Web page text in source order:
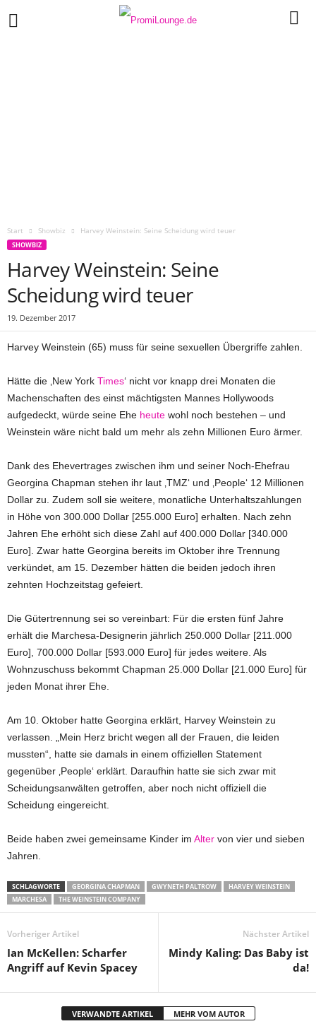
Start Showbiz Harvey Weinstein: Seine Scheidung wird teuer
SHOWBIZ
Harvey Weinstein: Seine
Scheidung wird teuer
19. Dezember 2017
Harvey Weinstein (65) muss für seine sexuellen Übergriffe zahlen.
Hätte die ‚New York Times‘ nicht vor knapp drei Monaten die
Machenschaften des einst mächtigsten Mannes Hollywoods
aufgedeckt, würde seine Ehe heute wohl noch bestehen – und
Weinstein wäre nicht bald um mehr als zehn Millionen Euro ärmer.
Dank des Ehevertrages zwischen ihm und seiner Noch-Ehefrau
Georgina Chapman stehen ihr laut ‚TMZ‘ und ‚People‘ 12 Millionen
Dollar zu. Zudem soll sie weitere, monatliche Unterhaltszahlungen
in Höhe von 300.000 Dollar [255.000 Euro] erhalten. Nach zehn
Jahren Ehe erhöht sich diese Zahl auf 400.000 Dollar [340.000
Euro]. Zwar hatte Georgina bereits im Oktober ihre Trennung
verkündet, am 15. Dezember hätten die beiden jedoch ihren
zehnten Hochzeitstag gefeiert.
Die Gütertrennung sei so vereinbart: Für die ersten fünf Jahre
erhält die Marchesa-Designerin jährlich 250.000 Dollar [211.000
Euro], 700.000 Dollar [593.000 Euro] für jedes weitere. Als
Wohnzuschuss bekommt Chapman 25.000 Dollar [21.000 Euro] für
jeden Monat ihrer Ehe.
Am 10. Oktober hatte Georgina erklärt, Harvey Weinstein zu
verlassen. „Mein Herz bricht wegen all der Frauen, die leiden
mussten“, hatte sie damals in einem offiziellen Statement
gegenüber ‚People‘ erklärt. Daraufhin hatte sie sich zwar mit
Scheidungsanwälten getroffen, aber noch nicht offiziell die
Scheidung eingereicht.
Beide haben zwei gemeinsame Kinder im Alter von vier und sieben
Jahren.
SCHLAGWORTE GEORGINA CHAPMAN GWYNETH PALTROW
HARVEY WEINSTEIN
MARCHESA
THE WEINSTEIN COMPANY
Vorheriger Artikel
Ian McKellen: Scharfer
Angriff auf Kevin Spacey
Nächster Artikel
Mindy Kaling: Das Baby ist
da!
VERWANDTE ARTIKEL MEHR VOM AUTOR